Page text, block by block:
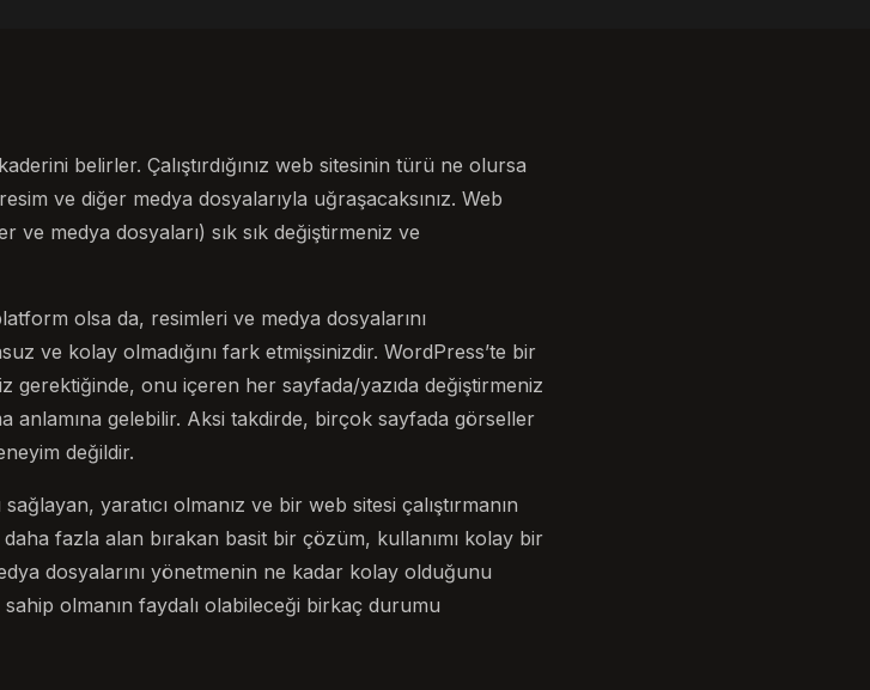
belirler. Çalıştırdığınız web sitesinin türü ne olursa
ve diğer medya dosyalarıyla uğraşacaksınız. Web
ve medya dosyaları) sık sık değiştirmeniz ve
olsa da, resimleri ve medya dosyalarını
ve kolay olmadığını fark etmişsinizdir. WordPress’te bir
gerektiğinde, onu içeren her sayfada/yazıda değiştirmeniz
anlamına gelebilir. Aksi takdirde, birçok sayfada görseller
değildir.
yaratıcı olmanız ve bir web sitesi çalıştırmanın
fazla alan bırakan basit bir çözüm, kullanımı kolay bir
dosyalarını yönetmenin ne kadar kolay olduğunu
olmanın faydalı olabileceği birkaç durumu